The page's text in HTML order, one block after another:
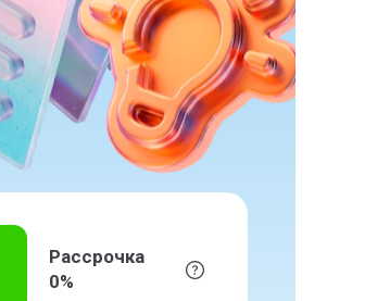
Рассрочка
0%